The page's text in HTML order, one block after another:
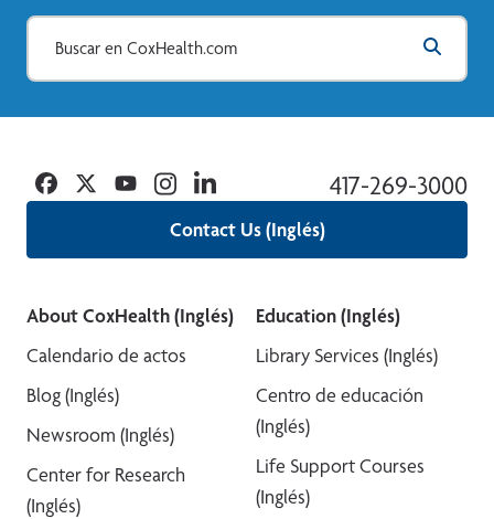
Contact Us (Inglés)
417-269-3000
Facebook
TwitterYouTubeInstagramLinkedin
About CoxHealth (Inglés)
Calendario de actos
Blog (Inglés)
Newsroom (Inglés)
Center for Research
(Inglés)
Education (Inglés)
Library Services (Inglés)
Centro de educación
(Inglés)
Life Support Courses
(Inglés)